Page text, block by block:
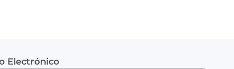
Electrónico